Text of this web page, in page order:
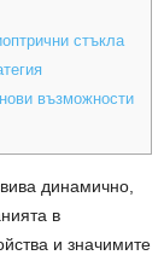
стъкла
възможности
динамично,
в
и значимите